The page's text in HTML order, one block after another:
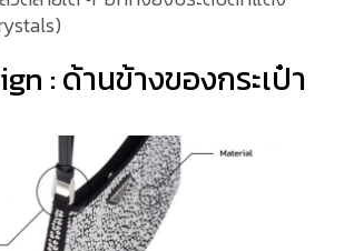
: ด้านข้างของกระเป๋า